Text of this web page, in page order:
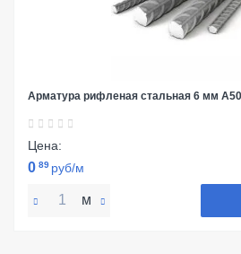
Арматура рифленая стальная 6 мм
Цена:
0 89 руб/м
м